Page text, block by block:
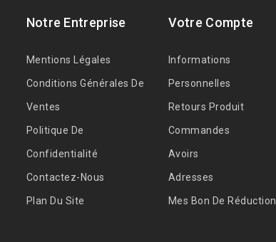
Notre Entreprise
Mentions Légales
Conditions Générales De
Ventes
Politique De
Confidentialité
Contactez-Nous
Plan Du Site
Votre Compte
Informations
Personnelles
Retours Produit
Commandes
Avoirs
Adresses
Mes Bon De Réduction